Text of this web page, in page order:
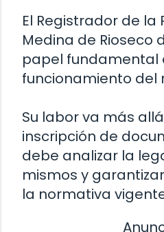
El Registrador de la
Medina de Rioseco
papel fundamental
funcionamiento del
Su labor va más
inscripción de
debe analizar la
mismos y
la normativa